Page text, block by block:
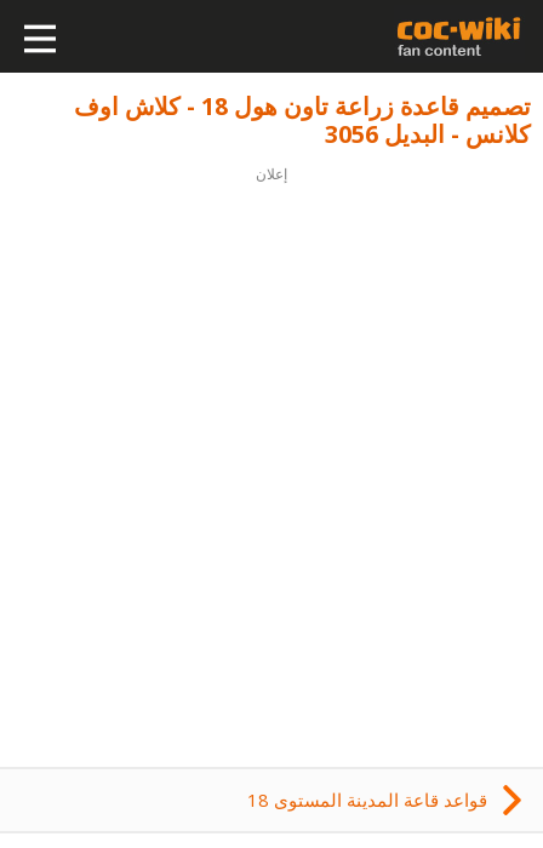
تصميم قاعدة زراعة تاون هول 18 - كلاش اوف
كلانس - البديل 3056
إعلان
قواعد قاعة المدينة المستوى 18